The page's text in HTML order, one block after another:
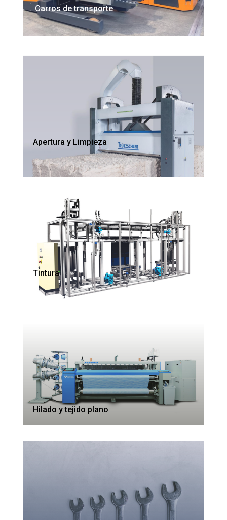
Carros de transporte
Apertura y Limpieza
Tintura
Hilado y tejido plano